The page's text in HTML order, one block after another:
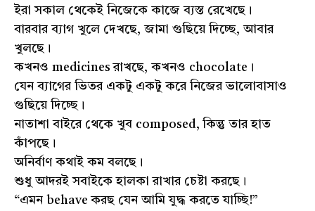
ইরা সকাল থেকেই নিজেকে কাজে ব্যস্ত রেখেছে।
বারবার ব্যাগ খুলে দেখছে, জামা গুছিয়ে দিচ্ছে, আবার
খুলছে।
কখনও medicines রাখছে, কখনও chocolate।
যেন ব্যাগের ভিতর একটু একটু করে নিজের ভালোবাসাও
গুছিয়ে দিচ্ছে।
নাতাশা বাইরে থেকে খুব composed, কিন্তু তার হাত
কাঁপছে।
অনির্বাণ কথাই কম বলছে।
শুধু আদরই সবাইকে হালকা রাখার চেষ্টা করছে।
“এমন behave করছ যেন আমি যুদ্ধ করতে যাচ্ছি!”